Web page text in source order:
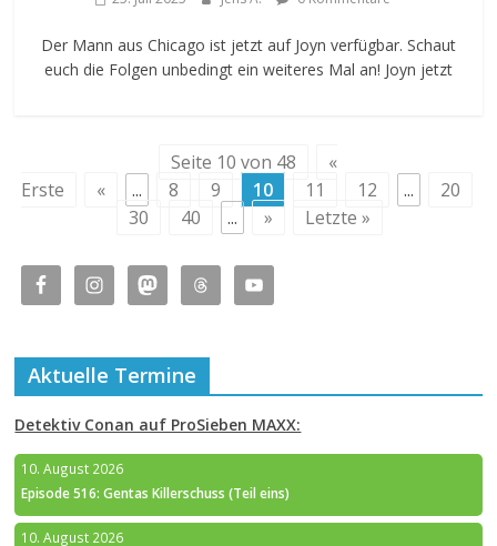
Der Mann aus Chicago ist jetzt auf Joyn verfügbar. Schaut
euch die Folgen unbedingt ein weiteres Mal an! Joyn jetzt
Seite 10 von 48
«
Erste
« ... 8 9 10 11 12 ...
20
30
40 ... » Letzte »
Aktuelle Termine
Detektiv Conan auf ProSieben MAXX:
10. August 2026
Episode 516: Gentas Killerschuss (Teil eins)
10. August 2026